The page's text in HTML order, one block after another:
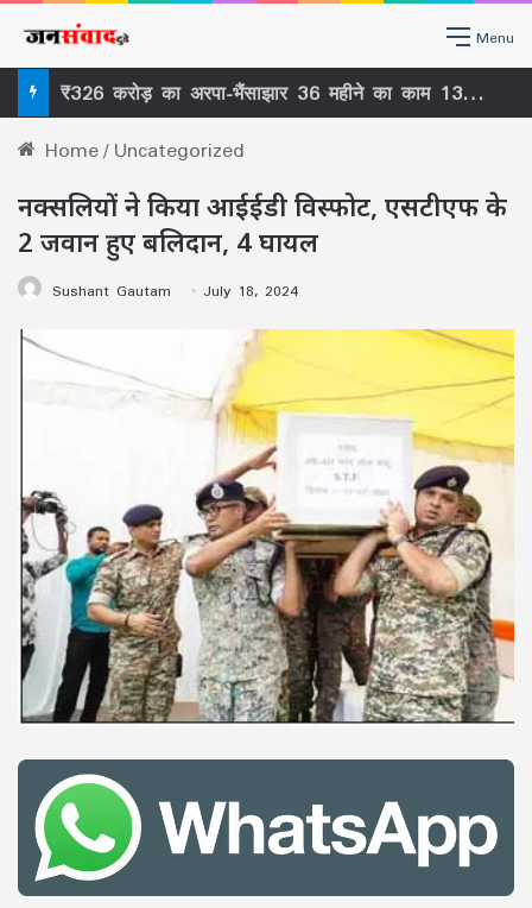
Menu
₹326 करोड़ का अरपा-भैंसाझार 36 महीने का काम 13वें साल बाद भी अधूरा , ठेकेदार को फिर मोहलत ₹27 करोड़ के मुआवजे में 11 SDM के कार्यकाल पर सवाल –
Home/Uncategorized
नक्सलियों ने किया आईईडी विस्फोट, एसटीएफ के
2 जवान हुए बलिदान, 4 घायल
Sushant Gautam July 18, 2024